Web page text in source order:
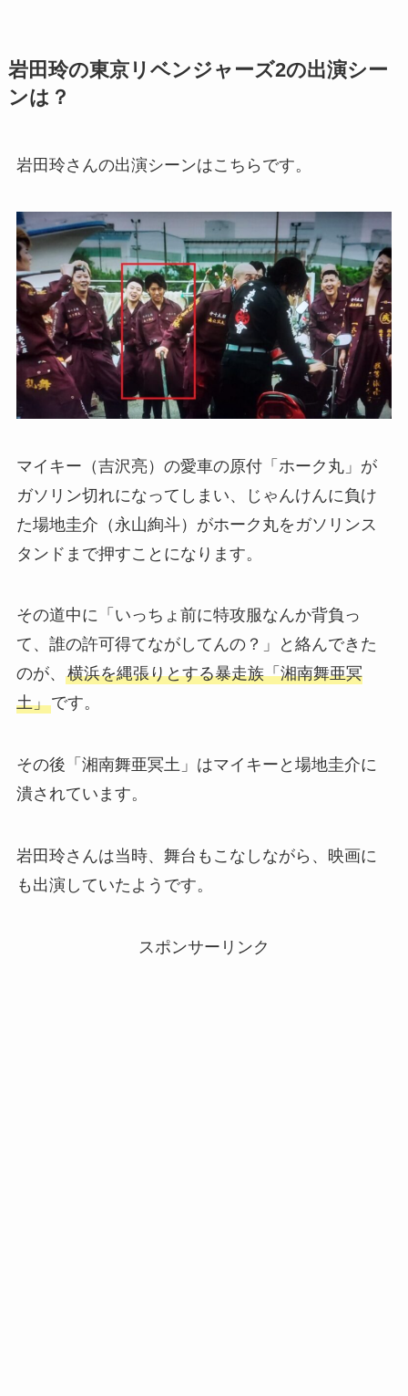
岩田玲の東京リベンジャーズ2の出演シー
ンは？
岩田玲さんの出演シーンはこちらです。
マイキー（吉沢亮）の愛車の原付「ホーク丸」が
ガソリン切れになってしまい、じゃんけんに負け
た場地圭介（永山絢斗）がホーク丸をガソリンス
タンドまで押すことになります。
その道中に「いっちょ前に特攻服なんか背負っ
て、誰の許可得てながしてんの？」と絡んできた
のが、 横浜を縄張りとする暴走族「湘南舞亜冥
土」です。
その後「湘南舞亜冥土」はマイキーと場地圭介に
潰されています。
岩田玲さんは当時、舞台もこなしながら、映画に
も出演していたようです。
スポンサーリンク